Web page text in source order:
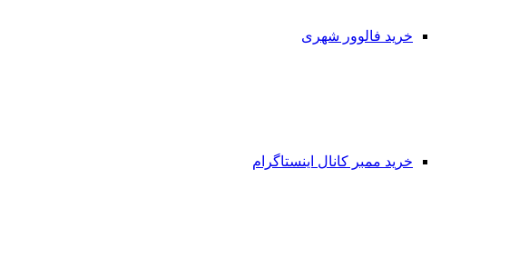
خرید فالوور شهری
خرید ممبر کانال اینستاگرام